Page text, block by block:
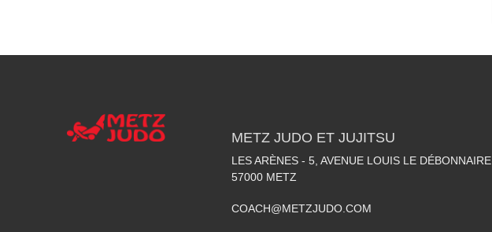
METZ JUDO ET JUJITSU
LES ARÈNES - 5, AVENUE LOUIS LE DÉBONNAIRE
57000 METZ
COACH@METZJUDO.COM